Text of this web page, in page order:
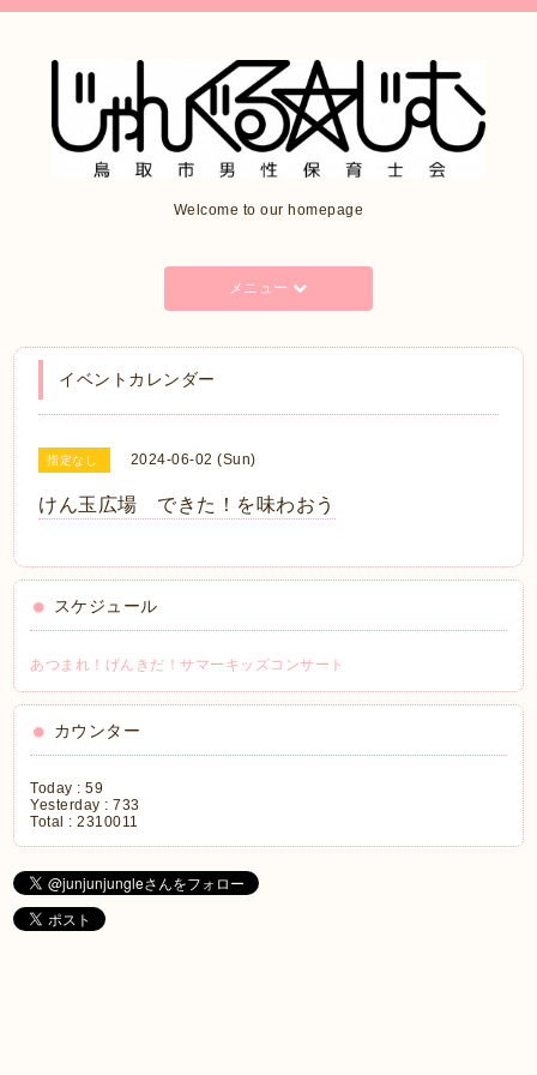
Welcome to our homepage
メニュー
イベントカレンダー
指定なし 2024-06-02 (Sun)
けん玉広場 できた！を味わおう
スケジュール
あつまれ！げんきだ！サマーキッズコンサート
カウンター
Today :59
Yesterday :733
Total :2310011